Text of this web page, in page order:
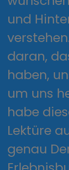
und
daran,
haben,
um uns
habe
Lektüre
genau